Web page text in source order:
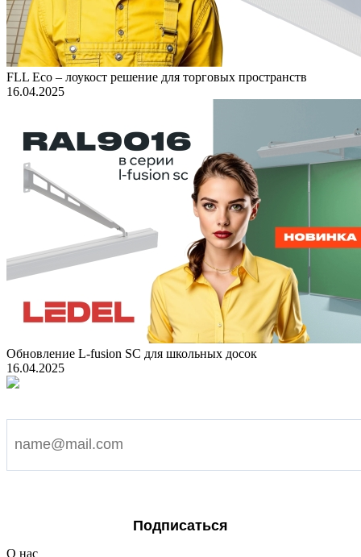
FLL Eco – лоукост решение для торговых пространств
16.04.2025
Обновление L-fusion SC для школьных досок
16.04.2025
Подписаться
О нас